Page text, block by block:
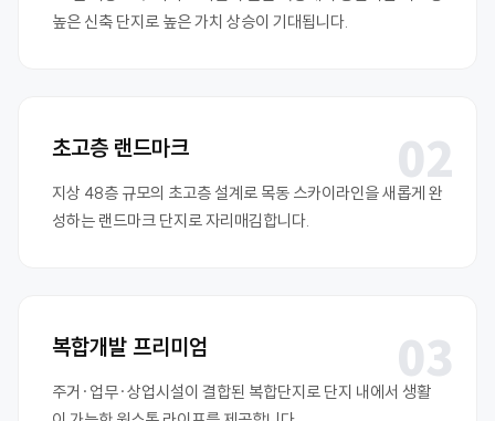
높은 신축 단지로 높은 가치 상승이 기대됩니다.
02
초고층 랜드마크
지상 48층 규모의 초고층 설계로 목동 스카이라인을 새롭게 완
성하는 랜드마크 단지로 자리매김합니다.
03
복합개발 프리미엄
주거·업무·상업시설이 결합된 복합단지로 단지 내에서 생활